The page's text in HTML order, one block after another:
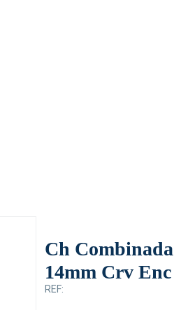
Ch Combinada
14mm Crv Enc
REF: